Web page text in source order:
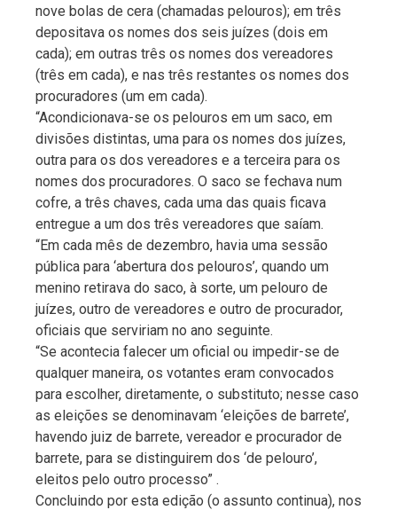
nove bolas de cera (chamadas pelouros); em três
depositava os nomes dos seis juízes (dois em
cada); em outras três os nomes dos vereadores
(três em cada), e nas três restantes os nomes dos
procuradores (um em cada).
“Acondicionava-se os pelouros em um saco, em
divisões distintas, uma para os nomes dos juízes,
outra para os dos vereadores e a terceira para os
nomes dos procuradores. O saco se fechava num
cofre, a três chaves, cada uma das quais ficava
entregue a um dos três vereadores que saíam.
“Em cada mês de dezembro, havia uma sessão
pública para ‘abertura dos pelouros’, quando um
menino retirava do saco, à sorte, um pelouro de
juízes, outro de vereadores e outro de procurador,
oficiais que serviriam no ano seguinte.
“Se acontecia falecer um oficial ou impedir-se de
qualquer maneira, os votantes eram convocados
para escolher, diretamente, o substituto; nesse caso
as eleições se denominavam ‘eleições de barrete’,
havendo juiz de barrete, vereador e procurador de
barrete, para se distinguirem dos ‘de pelouro’,
eleitos pelo outro processo” .
Concluindo por esta edição (o assunto continua), nos